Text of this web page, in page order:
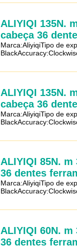
ALIYIQI 135N.
cabeça 36
Marca:AliyiqiTipo de
ALIYIQI 135N.
cabeça 36
Marca:AliyiqiTipo de
ALIYIQI 85N.
36 dentes
Marca:AliyiqiTipo de
ALIYIQI 60N.
36 dentes